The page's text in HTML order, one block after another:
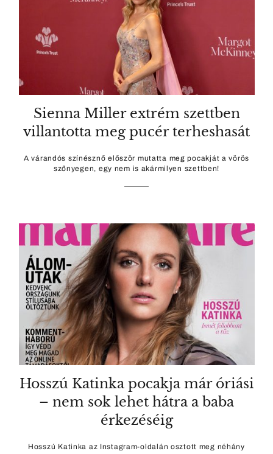
Sienna Miller extrém szettben
villantotta meg pucér terheshasát
A várandós színésznő először mutatta meg pocakját a vörös
szőnyegen, egy nem is akármilyen szettben!
Hosszú Katinka pocakja már óriási
– nem sok lehet hátra a baba
érkezéséig
Hosszú Katinka az Instagram-oldalán osztott meg néhány